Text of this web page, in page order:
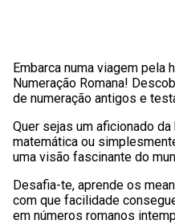
Embarca numa viagem
Numeração Romana!
de numeração antigos e
Quer sejas um aficionado
matemática ou
uma visão fascinante do
Desafia-te, aprende os
com que facilidade
em números romanos